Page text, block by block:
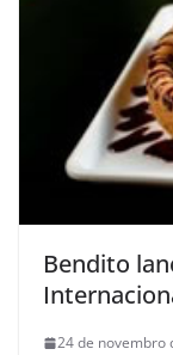
Bendito
24 de novembro